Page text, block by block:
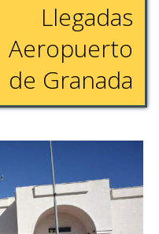
Llegadas
Aeropuerto
de Granada